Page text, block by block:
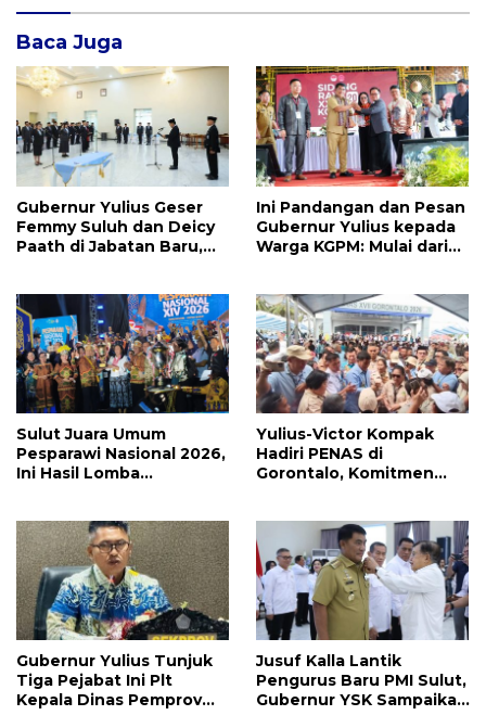
Baca Juga
Gubernur Yulius Geser
Femmy Suluh dan Deicy
Paath di Jabatan Baru,
Ini Pandangan dan Pesan
Gubernur Yulius kepada
Warga KGPM: Mulai dari
Sulut Juara Umum
Pesparawi Nasional 2026,
Ini Hasil Lomba
Yulius-Victor Kompak
Hadiri PENAS di
Gorontalo, Komitmen
Pangan Presiden
Prabowo
Gubernur Yulius Tunjuk
Tiga Pejabat Ini Plt
Kepala Dinas Pemprov
Jusuf Kalla Lantik
Pengurus Baru PMI Sulut,
Gubernur YSK Sampaikan